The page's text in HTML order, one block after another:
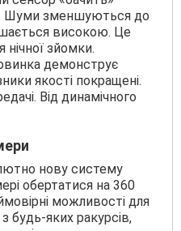
Шуми зменшуються до
високою. Це
зйомки.
демонструє
якості покращені.
Від динамічного
нову систему
обертатися на 360
можливості для
будь-яких ракурсів,